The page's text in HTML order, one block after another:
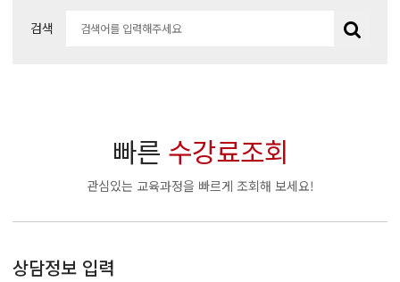
검색
빠른 수강료조회
관심있는 교육과정을 빠르게 조회해 보세요!
상담정보 입력